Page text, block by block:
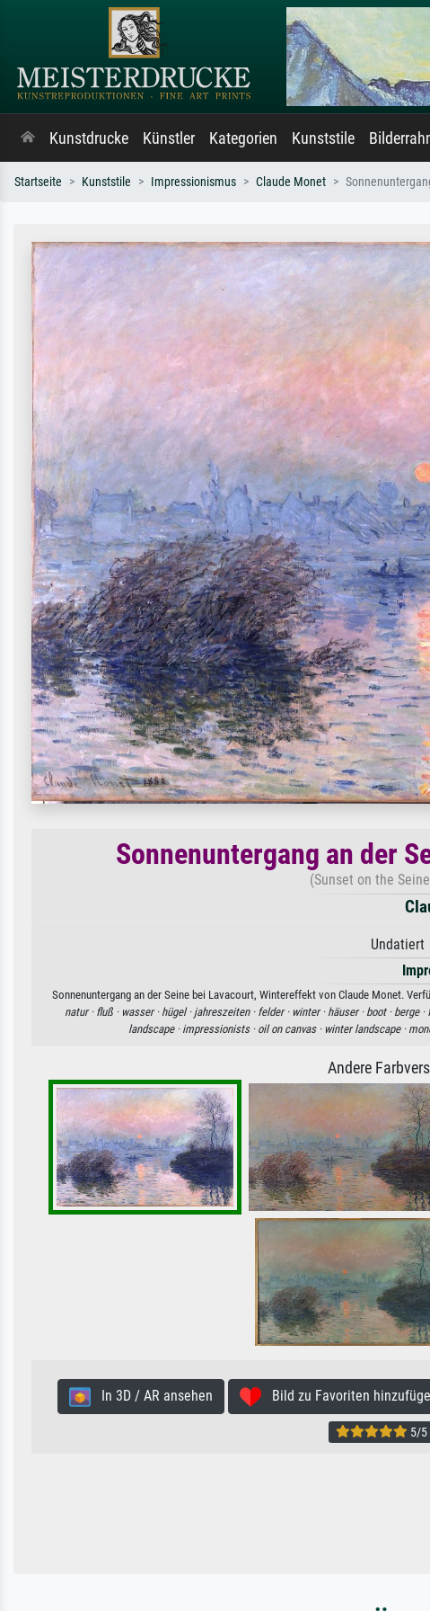
Kunstdrucke Künstler Kategorien Kunststile
Startseite Kunststile Impressionismus Claude Monet
Sonnenuntergang an der
(Sunset on the
Undatiert
Sonnenuntergang an der Seine bei Lavacourt, Wintereffekt von Claude Monet.
natur · fluß · wasser · hügel · jahreszeiten · felder · winter · häuser · boot · berge ·
landscape · impressionists · oil on canvas · winter landscape ·
Andere
In 3D / AR ansehen Bild zu Favoriten
5/5